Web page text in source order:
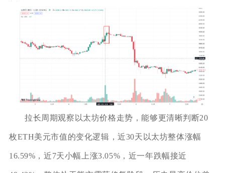
拉长周期观察以太坊价格走势，能够更清晰判断20
枚ETH美元市值的变化逻辑，近30天以太坊整体涨幅
16.59%，近7天小幅上涨3.05%，近一年跌幅接近